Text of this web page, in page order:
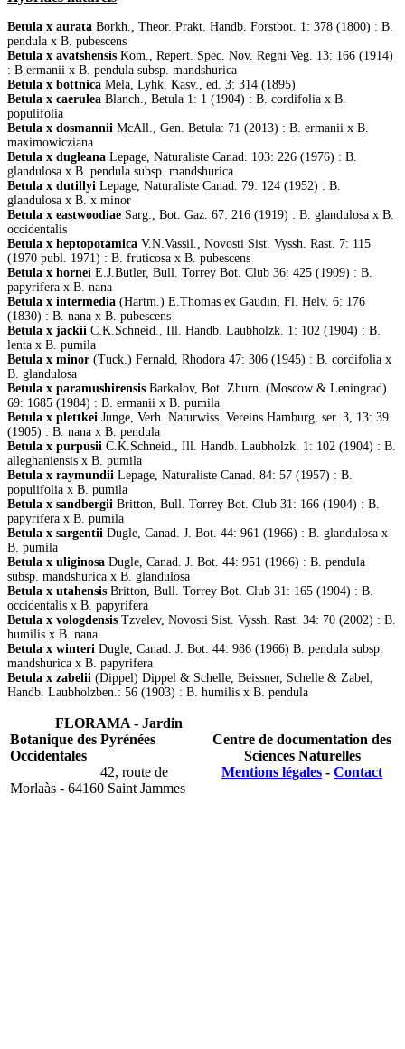
Betula x aurata Borkh., Theor. Prakt. Handb. Forstbot. 1: 378 (1800) : B.
pendula x B. pubescens
Betula x avatshensis Kom., Repert. Spec. Nov. Regni Veg. 13: 166 (1914)
: B.ermanii x B. pendula subsp. mandshurica
Betula x bottnica Mela, Lyhk. Kasv., ed. 3: 314 (1895)
Betula x caerulea Blanch., Betula 1: 1 (1904) : B. cordifolia x B.
populifolia
Betula x dosmannii McAll., Gen. Betula: 71 (2013) : B. ermanii x B.
maximowicziana
Betula x dugleana Lepage, Naturaliste Canad. 103: 226 (1976) : B.
glandulosa x B. pendula subsp. mandshurica
Betula x dutillyi Lepage, Naturaliste Canad. 79: 124 (1952) : B.
glandulosa x B. x minor
Betula x eastwoodiae Sarg., Bot. Gaz. 67: 216 (1919) : B. glandulosa x B.
occidentalis
Betula x heptopotamica V.N.Vassil., Novosti Sist. Vyssh. Rast. 7: 115
(1970 publ. 1971) : B. fruticosa x B. pubescens
Betula x hornei E.J.Butler, Bull. Torrey Bot. Club 36: 425 (1909) : B.
papyrifera x B. nana
Betula x intermedia (Hartm.) E.Thomas ex Gaudin, Fl. Helv. 6: 176
(1830) : B. nana x B. pubescens
Betula x jackii C.K.Schneid., Ill. Handb. Laubholzk. 1: 102 (1904) : B.
lenta x B. pumila
Betula x minor (Tuck.) Fernald, Rhodora 47: 306 (1945) : B. cordifolia x
B. glandulosa
Betula x paramushirensis Barkalov, Bot. Zhurn. (Moscow & Leningrad)
69: 1685 (1984) : B. ermanii x B. pumila
Betula x plettkei Junge, Verh. Naturwiss. Vereins Hamburg, ser. 3, 13: 39
(1905) : B. nana x B. pendula
Betula x purpusii C.K.Schneid., Ill. Handb. Laubholzk. 1: 102 (1904) : B.
alleghaniensis x B. pumila
Betula x raymundii Lepage, Naturaliste Canad. 84: 57 (1957) : B.
populifolia x B. pumila
Betula x sandbergii Britton, Bull. Torrey Bot. Club 31: 166 (1904) : B.
papyrifera x B. pumila
Betula x sargentii Dugle, Canad. J. Bot. 44: 961 (1966) : B. glandulosa x
B. pumila
Betula x uliginosa Dugle, Canad. J. Bot. 44: 951 (1966) : B. pendula
subsp. mandshurica x B. glandulosa
Betula x utahensis Britton, Bull. Torrey Bot. Club 31: 165 (1904) : B.
occidentalis x B. papyrifera
Betula x vologdensis Tzvelev, Novosti Sist. Vyssh. Rast. 34: 70 (2002) : B.
humilis x B. nana
Betula x winteri Dugle, Canad. J. Bot. 44: 986 (1966) B. pendula subsp.
mandshurica x B. papyrifera
Betula x zabelii (Dippel) Dippel & Schelle, Beissner, Schelle & Zabel,
Handb. Laubholzben.: 56 (1903) : B. humilis x B. pendula
FLORAMA - Jardin
Botanique des Pyrénées
Occidentales
42, route de
Morlaàs - 64160 Saint Jammes
Centre de documentation des
Sciences Naturelles
Mentions légales - Contact